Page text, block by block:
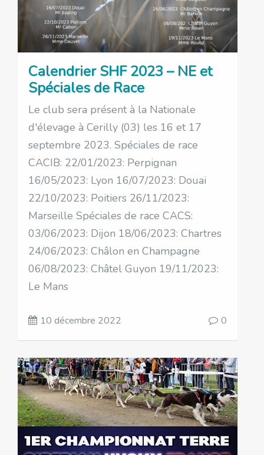
Calendrier SHF 2023 – NE et
Spéciales de Race
Le club sera présent à la Nationale
d'élevage à Cerilly (03) les 16 et 17
septembre 2023. Spéciales de race
CACIB: 22/01/2023: Perpignan
16/05/2023: Lyon 16/07/2023: Douai
22/10/2023: Poitiers 26/11/2023:
Marseille Spéciales de race CACS:
03/06/2023: Dijon 18/06/2023: Chartres
24/06/2023: Châlon en Champagne
06/08/2023: Châtel Guyon 19/11/2023:
Le Mans
10 décembre 2022 0